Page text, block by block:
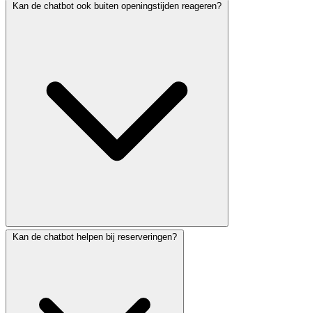
Kan de chatbot ook buiten openingstijden reageren?
Kan de chatbot helpen bij reserveringen?